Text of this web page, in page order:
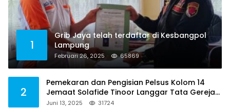
1
Grib Jaya telah terdaftar di Kesbangpol
Lampung
Februari 26, 2025 65869
2
Pemekaran dan Pengisian Pelsus Kolom 14
Jemaat Solafide Tinoor Langgar Tata Gereja
2021, Toreh : Ini Perbuatan Melawan Hukum
Juni 13, 2025 31724